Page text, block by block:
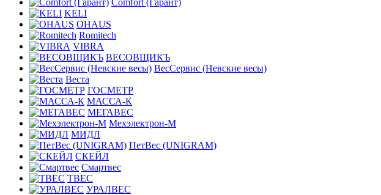
Comfort (Гарант)
KELI
OHAUS
Romitech
VIBRA
ВЕСОВЩИКЪ
ВесСервис (Невские весы)
Веста
ГОСМЕТР
МАССА-К
МЕГАВЕС
Мехэлектрон-М
МИДЛ
ПетВес (UNIGRAM)
СКЕЙЛ
Смартвес
ТВЕС
УРАЛВЕС